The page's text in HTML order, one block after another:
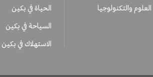
العلوم والتكنولوجيا
الحياة في بكين
السياحة في بكين
الاستهلاك في بكين